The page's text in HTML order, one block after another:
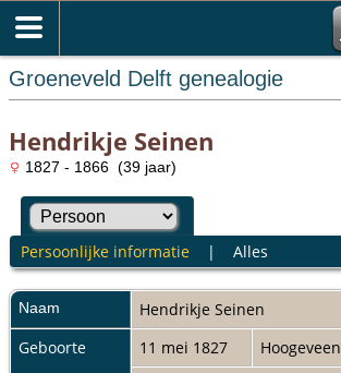
Groeneveld Delft genealogie
Hendrikje Seinen
1827 - 1866 (39 jaar)
Persoonlijke informatie| Alles
Naam Hendrikje Seinen
Geboorte
11 mei 1827
Hoogeveen